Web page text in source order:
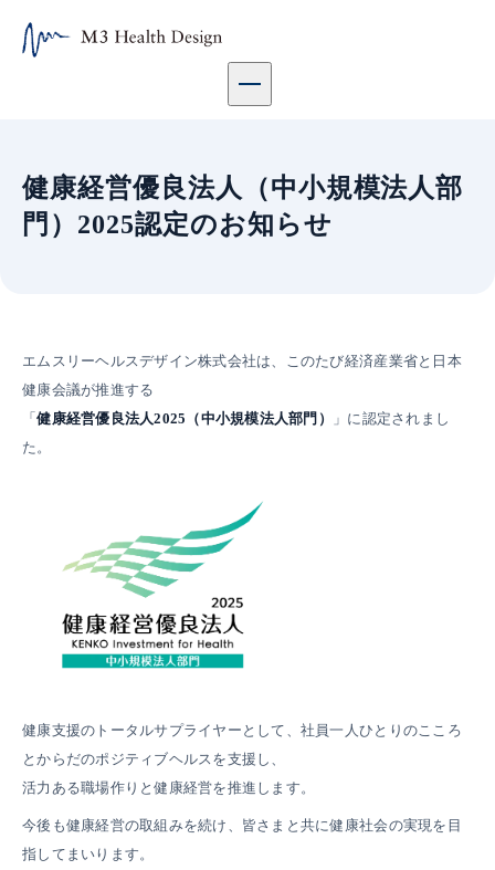
健康経営優良法人（中小規模法人部
門）2025認定のお知らせ
エムスリーヘルスデザイン株式会社は、このたび経済産業省と日本
健康会議が推進する
「健康経営優良法人2025（中小規模法人部門）
」に認定されまし
た。
健康支援のトータルサプライヤーとして、社員一人ひとりのこころ
とからだのポジティブヘルスを支援し、
活力ある職場作りと健康経営を推進します。
今後も健康経営の取組みを続け、皆さまと共に健康社会の実現を目
指してまいります。